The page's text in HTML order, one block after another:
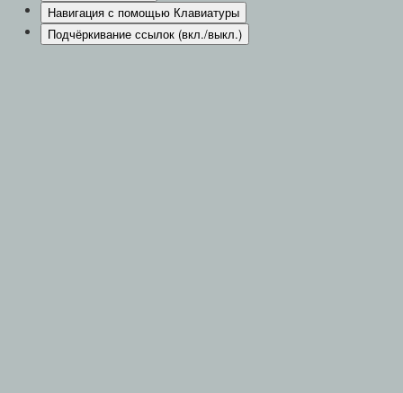
Навигация с помощью Клавиатуры
Подчёркивание ссылок (вкл./выкл.)